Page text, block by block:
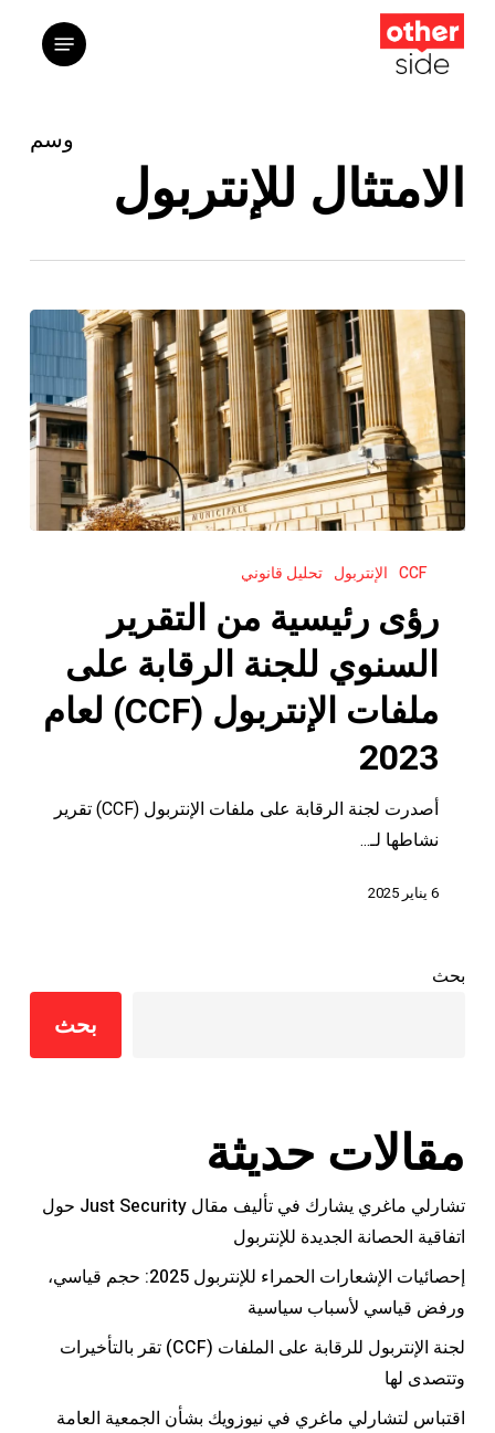
القائمة
وسم
الامتثال للإنتربول
رئيسية
التقرير
السنوي
الرقابة
على
ملفات
الإنتربول
(CCF)
لعام
CCF الإنتربول تحليل قانوني
رؤى رئيسية من التقرير
السنوي للجنة الرقابة على
ملفات الإنتربول (CCF) لعام
2023
أصدرت لجنة الرقابة على ملفات الإنتربول (CCF) تقرير
نشاطها لـ...
6 يناير 2025
بحث
بحث
مقالات حديثة
تشارلي ماغري يشارك في تأليف مقال Just Security حول
اتفاقية الحصانة الجديدة للإنتربول
إحصائيات الإشعارات الحمراء للإنتربول 2025: حجم قياسي،
ورفض قياسي لأسباب سياسية
لجنة الإنتربول للرقابة على الملفات (CCF) تقر بالتأخيرات
وتتصدى لها
اقتباس لتشارلي ماغري في نيوزويك بشأن الجمعية العامة